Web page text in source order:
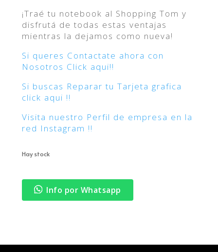
¡Traé tu notebook al Shopping Tom y
disfrutá de todas estas ventajas
mientras la dejamos como nueva!
Si queres Contactate ahora con
Nosotros Click aqui!!
Si buscas Reparar tu Tarjeta grafica
click aqui !!
Visita nuestro Perfil de empresa en la
red Instagram !!
Hay stock
Info por Whatsapp